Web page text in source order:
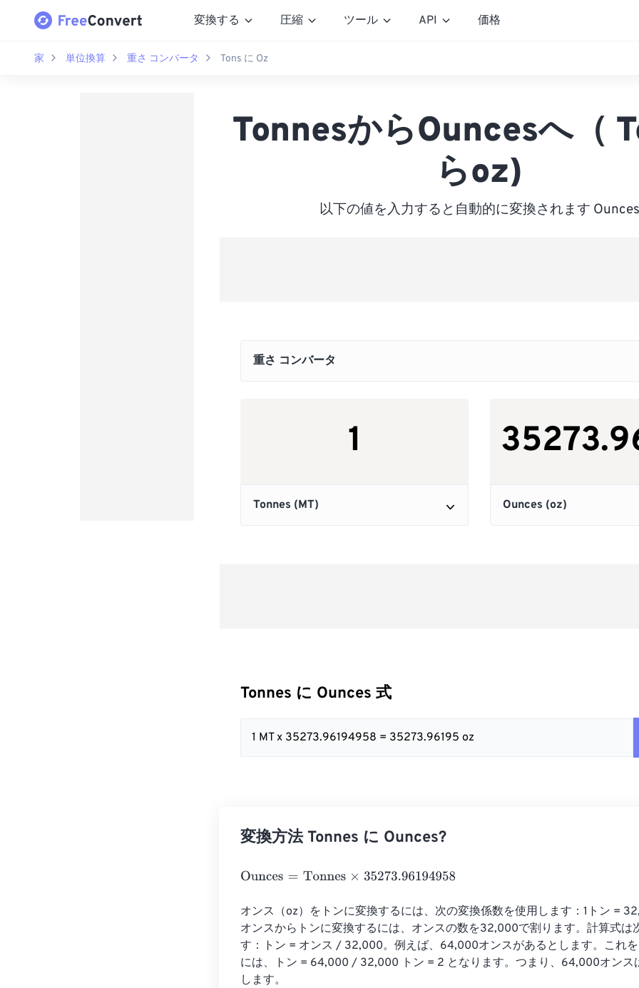
変換する 圧縮 ツール API 価格
家 単位換算 重さ コンバータ Tons に Oz
TonnesからOuncesへ（
らoz)
以下の値を入力すると自動的に変換されます Ounces
Tonnes に Ounces 式
1 MT x 35273.96194958 = 35273.96195 oz
変換方法 Tonnes に Ounces?
Ounces= Tonnes×35273.96194958
オンス（oz）をトンに変換するには、次の変換係数を使用します：1トン =
オンスからトンに変換するには、オンスの数を32,000で割ります。計算式は
す：トン = オンス / 32,000。例えば、64,000オンスがあるとします。これ
には、トン = 64,000 / 32,000 トン = 2 となります。つまり、64,000オンス
します。